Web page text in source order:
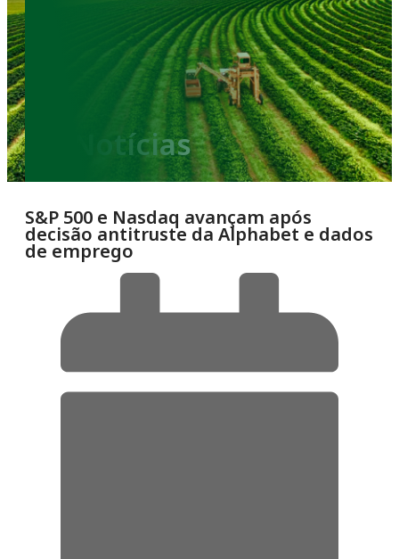
Notícias
S&P 500 e Nasdaq avançam após
decisão antitruste da Alphabet e dados
de emprego